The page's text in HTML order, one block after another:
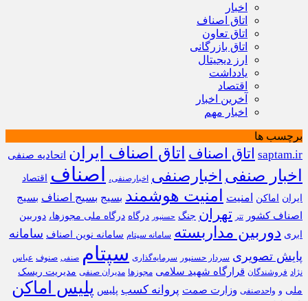
اخبار
اتاق اصناف
اتاق تعاون
اتاق بازرگانی
ارز دیجیتال
یادداشت
اقتصاد
آخرین اخبار
اخبار مهم
برچسب ها
saptam.ir اتاق اصناف اتاق اصناف ایران اتحادیه صنفی
اخبار صنفی اخبارصنفی اخبارصنفی، اصناف
اقتصاد
ایران
اماکن امنیت امنیت هوشمند بسیج بسیج اصناف بسیج
اصناف کشور
تتر تهران جنگ حسنپور درگاه درگاه ملی مجوزها، دوربین
ابری دوربین مداربسته سامانه سپتام سامانه نوین اصناف سامانه
پایش تصویری سردار حسنپور سرمایه‌گذاری سپتام صنفی صنوف عباس
نژاد فروشندگان قرارگاه شهید سلامی مجوزها مدیران صنفی مدیریت ریسک
ملی و واحدصنفی وزارت صمت پروانه کسب پلیس پلیس اماکن